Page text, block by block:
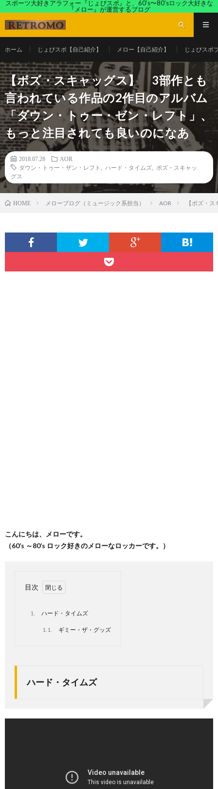
スポーツ大好きアラフォー『じょびスポ』と、60’s〜80’sロック大好きな
『メロー』が運営するブログ
ホーム じょびスポ【自己紹介】 メロー【自己紹介】 じょびスポ
【ボズ・スキャッグス】 3部作とも
言われている作品の2作目のアルバム
「ダウン・トゥー・ゼン・レフト」、
もっと注目されても良いのになあ
2018.07.28
AOR
ダウン・トゥー・ザン・レフト
ハード・タイムズ
ボズ・スキャッ
グス
HOME メローブログ（ミュージック系担当） AOR 【ボズ・
こんにちは、メローです。
（60’s ～80’s ロック好きのメローなロッカーです。）
目次
1. ハード・タイムズ
1.1. ギミー・ザ・グッズ
ハード・タイムズ